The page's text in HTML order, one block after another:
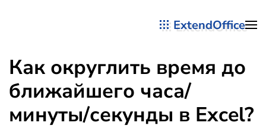
ExtendOffice
Как округлить время до
ближайшего часа/
минуты/секунды в Excel?